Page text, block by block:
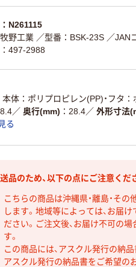
N261115
野工業 ／型番：BSK-23S ／JAN
497-2988
本体：ポリプロピレン(PP)・フタ
／ 奥行(mm) 28.4／ 外形寸法
る
品のため、以下の点にご注意くだ
こちらの商品は沖縄県・離島・そ
します。地域等によっては、お届
ださい。ご注文後、お届け不可の
す。
この商品には、アスクル発行の納
アスクル発行の納品書をご希望の